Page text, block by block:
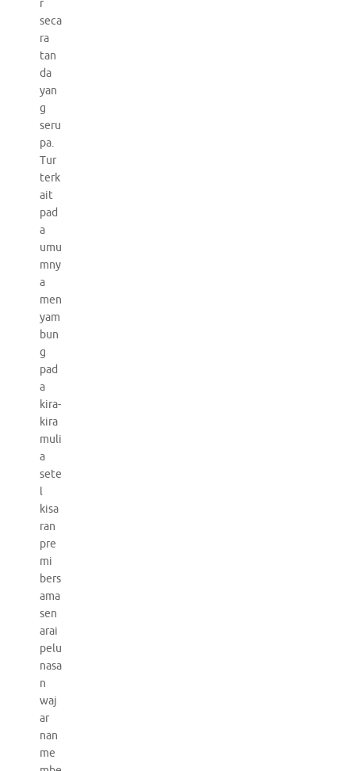
r
seca
ra
tan
da
yan
g
seru
pa.
Tur
terk
ait
pad
a
umu
mny
a
men
yam
bun
g
pad
a
kira-
kira
muli
a
sete
l
kisa
ran
pre
mi
bers
ama
sen
arai
pelu
nasa
n
waj
ar
nan
me